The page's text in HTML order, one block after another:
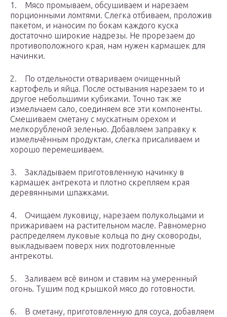
1. Мясо промываем, обсушиваем и нарезаем
порционными ломтями. Слегка отбиваем, проложив
пакетом, и наносим по бокам каждого куска
достаточно широкие надрезы. Не прорезаем до
противоположного края, нам нужен кармашек для
начинки.
2. По отдельности отвариваем очищенный
картофель и яйца. После остывания нарезаем то и
другое небольшими кубиками. Точно так же
измельчаем сало, соединяем все эти компоненты.
Смешиваем сметану с мускатным орехом и
мелкорубленой зеленью. Добавляем заправку к
измельчённым продуктам, слегка присаливаем и
хорошо перемешиваем.
3. Закладываем приготовленную начинку в
кармашек антрекота и плотно скрепляем края
деревянными шпажками.
4. Очищаем луковицу, нарезаем полукольцами и
прижариваем на растительном масле. Равномерно
распределяем луковые кольца по дну сковороды,
выкладываем поверх них подготовленные
антрекоты.
5. Заливаем всё вином и ставим на умеренный
огонь. Тушим под крышкой мясо до готовности.
6. В сметану, приготовленную для соуса, добавляем